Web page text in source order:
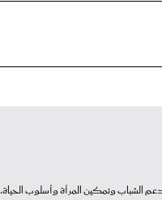
الشباب وتمكين المرأة وأسلوب الحياة.